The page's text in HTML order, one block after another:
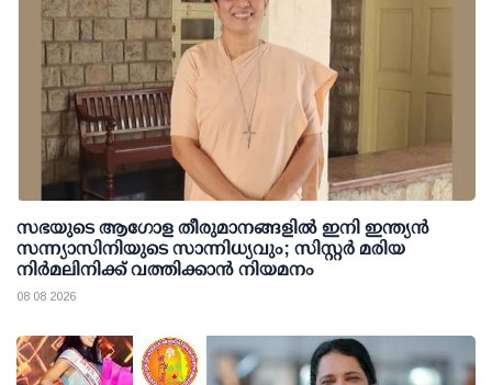
സഭയുടെ ആഗോള തീരുമാനങ്ങളിൽ ഇനി ഇന്ത്യൻ
സന്ന്യാസിനിയുടെ സാന്നിധ്യവും; സിസ്റ്റർ മരിയ
നിർമലിനിക്ക് വത്തിക്കാൻ നിയമനം
08 08 2026